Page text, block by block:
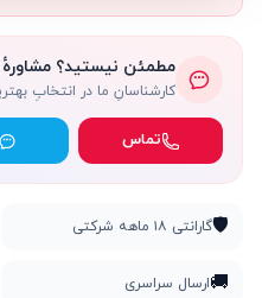
مطمئن نیستید؟ مشاورهٔ
کارشناسانِ ما در انتخابِ
تماس
🛡️گارانتی ۱۸ ماهه شرکتی
🚚ارسال سراسری